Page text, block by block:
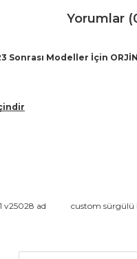
Yorumlar
Sonrası Modeller İçin
ve diğer
v25028 ad custom sürgülü